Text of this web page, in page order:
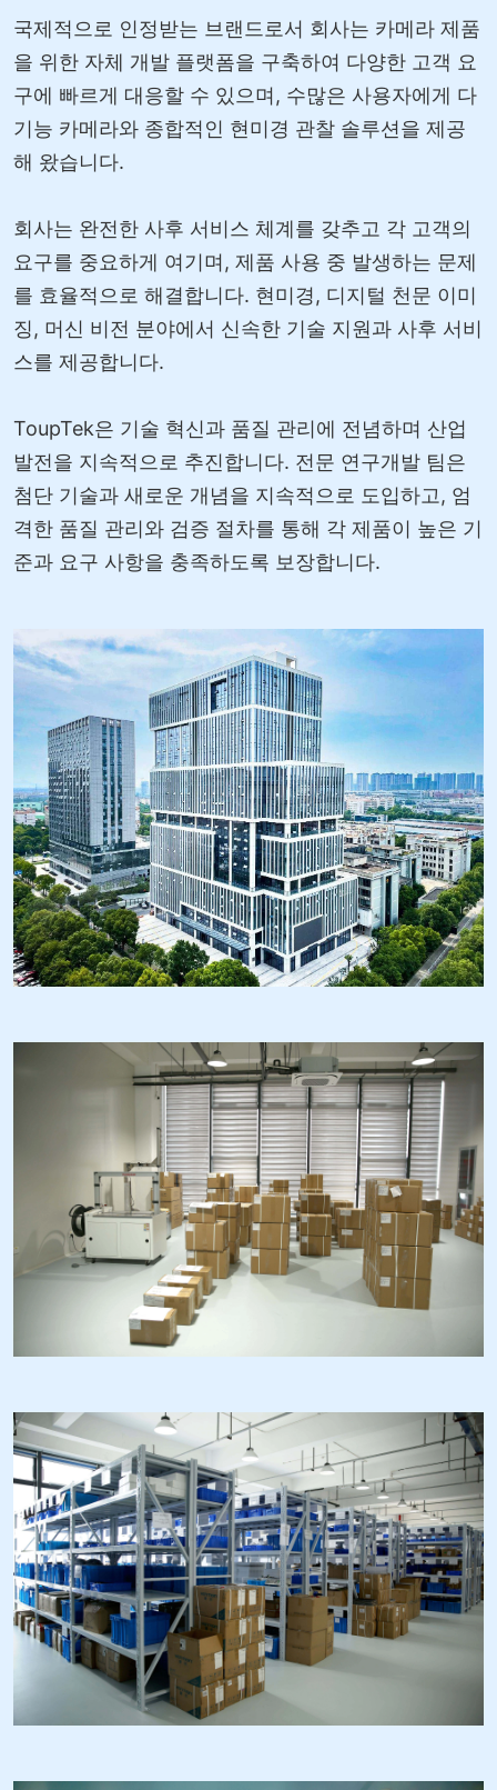
국제적으로 인정받는 브랜드로서 회사는 카메라 제품
을 위한 자체 개발 플랫폼을 구축하여 다양한 고객 요
구에 빠르게 대응할 수 있으며, 수많은 사용자에게 다
기능 카메라와 종합적인 현미경 관찰 솔루션을 제공
해 왔습니다.
회사는 완전한 사후 서비스 체계를 갖추고 각 고객의
요구를 중요하게 여기며, 제품 사용 중 발생하는 문제
를 효율적으로 해결합니다. 현미경, 디지털 천문 이미
징, 머신 비전 분야에서 신속한 기술 지원과 사후 서비
스를 제공합니다.
ToupTek은 기술 혁신과 품질 관리에 전념하며 산업
발전을 지속적으로 추진합니다. 전문 연구개발 팀은
첨단 기술과 새로운 개념을 지속적으로 도입하고, 엄
격한 품질 관리와 검증 절차를 통해 각 제품이 높은 기
준과 요구 사항을 충족하도록 보장합니다.